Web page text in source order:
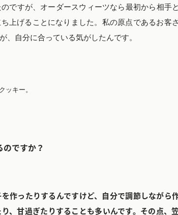
ですが、オーダースウィーツなら最初から相手
上げることになりました。私の原点であるお客
、自分に合っている気がしたんです。
ッキー。
ですか？
作ったりするんですけど、自分で調節しながら
、甘過ぎたりすることも多いんです。その点、